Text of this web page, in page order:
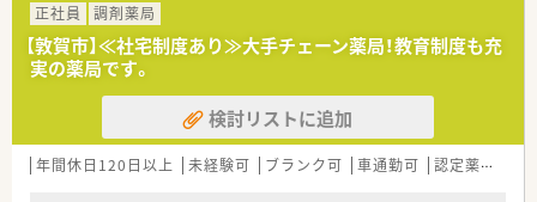
正社員
調剤薬局
【敦賀市】≪社宅制度あり≫大手チェーン薬局！教育制度も充
実の薬局です。
検討リストに追加
年間休日120日以上 未経験可 ブランク可 車通勤可 認定薬剤師取得支援あり